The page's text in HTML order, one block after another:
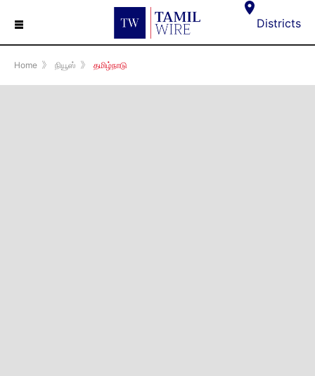
☰ Districts
Home 》 நியூஸ் 》 தமிழ்நாடு